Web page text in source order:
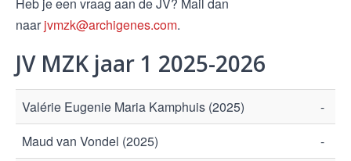
naarjvmzk@archigenes.com.
JV MZK jaar 1 2025-2026
Valérie Eugenie Maria Kamphuis (2025)
-
Maud van Vondel (2025)
-